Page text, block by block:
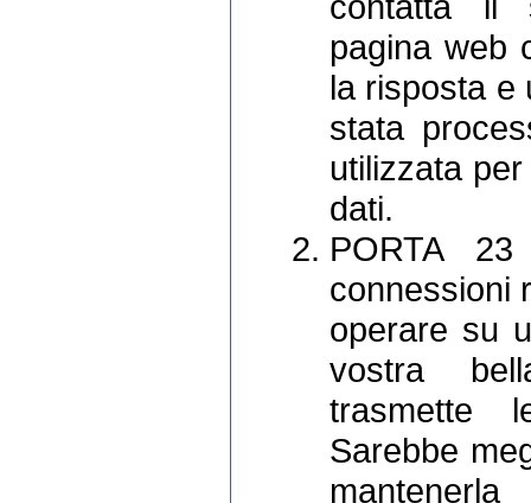
pagina web
la risposta e
stata
utilizzata
dati.
PORTA
connessioni
operare su
vostra
trasmette
Sarebbe